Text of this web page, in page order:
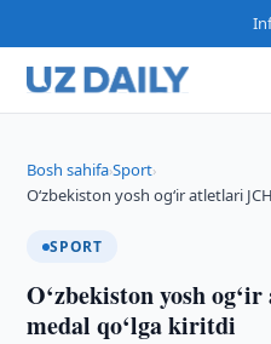
Bosh sahifa›Sport›
O‘zbekiston yosh og‘ir atletlari
SPORT
O‘zbekiston yosh
medal qo‘lga kiritdi